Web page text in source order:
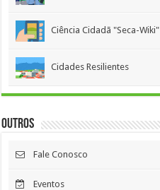
Ciência Cidadã "Seca-Wiki"
Cidades Resilientes
Outros
Fale Conosco
Eventos